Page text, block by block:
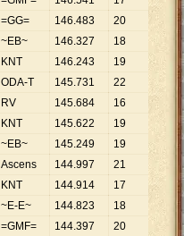
=GG= 146.483 20
324
~EB~ 146.327 18
129
KNT 146.243 19
697
ODA-T 145.731 22 6
624
RV 145.684 16
105
KNT 145.622 19 . 664
~EB~ 145.249 19
645
Ascens 144.997 21 . 905
KNT 144.914 17 8
524
~E-E~ 144.823 18 8
=GMF= 144.397 20
220